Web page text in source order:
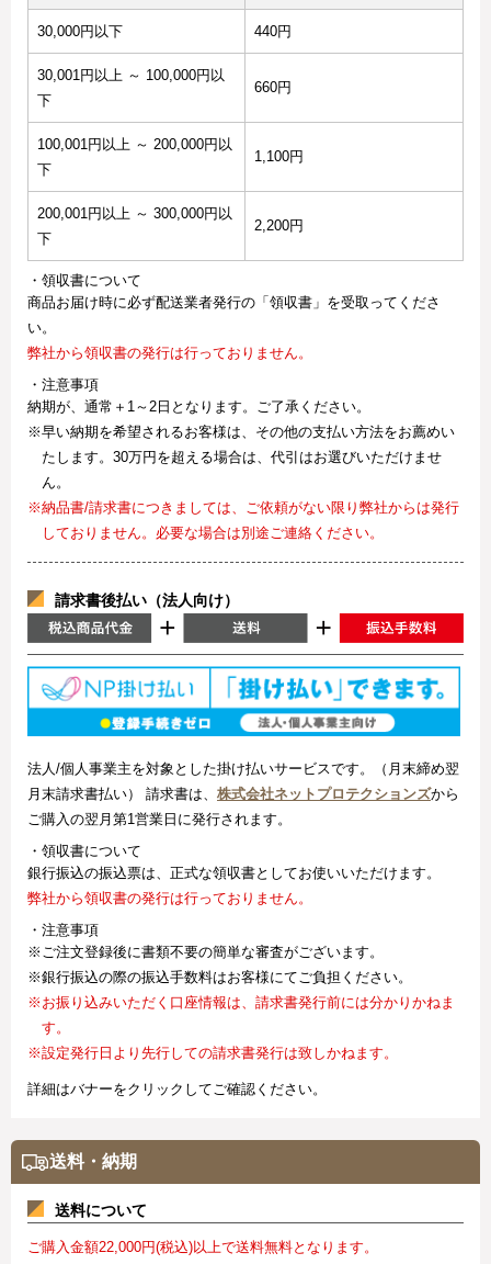
30,000円以下 440円
30,001円以上 ～ 100,000円以
下
660円
100,001円以上 ～ 200,000円以
下
1,100円
200,001円以上 ～ 300,000円以
下
2,200円
・領収書について
商品お届け時に必ず配送業者発行の「領収書」を受取ってくださ
い。
弊社から領収書の発行は行っておりません。
・注意事項
納期が、通常＋1～2日となります。ご了承ください。
※早い納期を希望されるお客様は、その他の支払い方法をお薦めい
たします。30万円を超える場合は、代引はお選びいただけませ
ん。
※納品書/請求書につきましては、ご依頼がない限り弊社からは発行
しておりません。必要な場合は別途ご連絡ください。
請求書後払い（法人向け）
法人/個人事業主を対象とした掛け払いサービスです。（月末締め翌
月末請求書払い） 請求書は、 株式会社ネットプロテクションズから
ご購入の翌月第1営業日に発行されます。
・領収書について
銀行振込の振込票は、正式な領収書としてお使いいただけます。
弊社から領収書の発行は行っておりません。
・注意事項
※ご注文登録後に書類不要の簡単な審査がございます。
※銀行振込の際の振込手数料はお客様にてご負担ください。
※お振り込みいただく口座情報は、請求書発行前には分かりかねま
す。
※設定発行日より先行しての請求書発行は致しかねます。
詳細はバナーをクリックしてご確認ください。
送料・納期
送料について
ご購入金額22,000円(税込)以上で送料無料となります。